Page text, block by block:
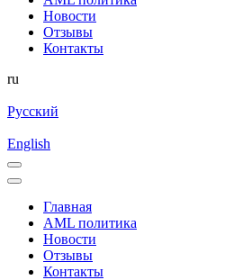
Новости
Отзывы
Контакты
ru
Русский
English
Главная
AML политика
Новости
Отзывы
Контакты